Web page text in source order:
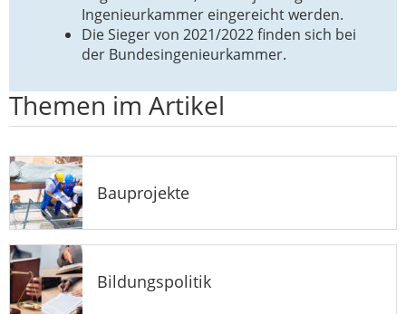
Ingenieurkammer eingereicht werden.
Die Sieger von 2021/2022 finden sich bei
der Bundesingenieurkammer.
Themen im Artikel
Bauprojekte
Bildungspolitik